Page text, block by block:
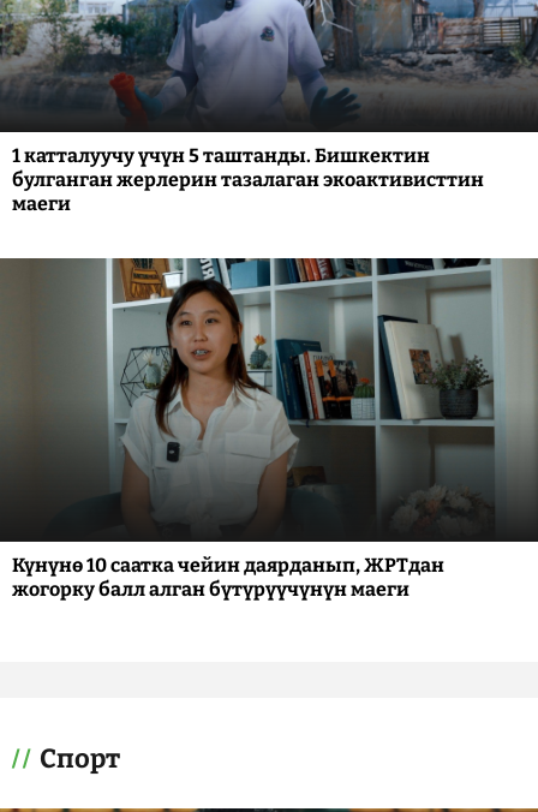
1 катталуучу үчүн 5 таштанды. Бишкектин
булганган жерлерин тазалаган экоактивисттин
маеги
Күнүнө 10 саатка чейин даярданып, ЖРТдан
жогорку балл алган бүтүрүүчүнүн маеги
Спорт